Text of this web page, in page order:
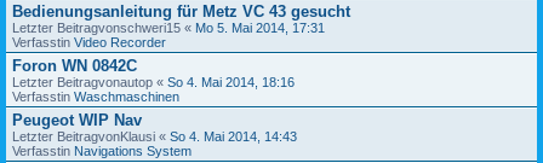
Bedienungsanleitung für Metz VC 43 gesucht
Letzter Beitragvonschweri15 « Mo 5. Mai 2014, 17:31
Verfasstin Video Recorder
Foron WN 0842C
Letzter Beitragvonautop « So 4. Mai 2014, 18:16
Verfasstin Waschmaschinen
Peugeot WIP Nav
Letzter BeitragvonKlausi « So 4. Mai 2014, 14:43
Verfasstin Navigations System